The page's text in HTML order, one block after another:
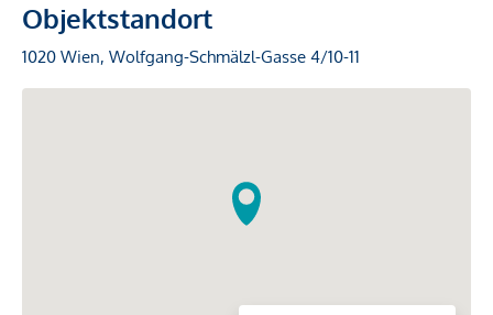
Objektstandort
1020 Wien, Wolfgang-Schmälzl-Gasse 4/10-11